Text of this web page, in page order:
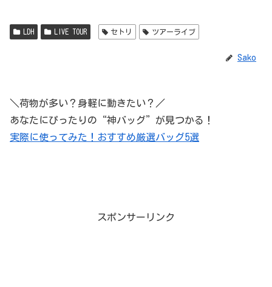
LDH LIVE TOUR セトリ ツアーライブ
Sako
＼荷物が多い？身軽に動きたい？／
あなたにぴったりの“神バッグ”が見つかる！
実際に使ってみた！おすすめ厳選バッグ5選
スポンサーリンク